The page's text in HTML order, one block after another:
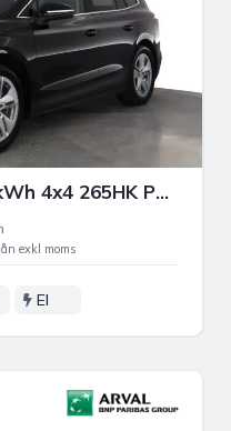
Škoda Enyaq iV80X 82kWh 4x4 265HK PRIVAT/FÖRETAGSLEASING
exkl moms
El